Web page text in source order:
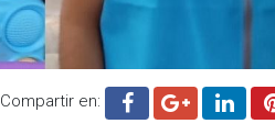
Compartir en: